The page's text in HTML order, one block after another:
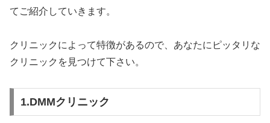
てご紹介していきます。
クリニックによって特徴があるので、あなたにピッタリな
クリニックを見つけて下さい。
1.DMMクリニック